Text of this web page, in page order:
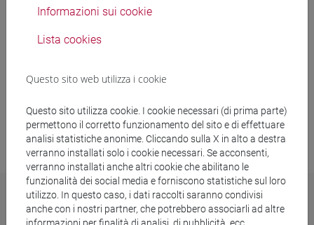
Last update: 31/07/2026
Informazioni sui cookie
Lista cookies
Questo sito web utilizza i cookie
Questo sito utilizza cookie. I cookie necessari (di prima parte)
permettono il corretto funzionamento del sito e di effettuare
analisi statistiche anonime. Cliccando sulla X in alto a destra
verranno installati solo i cookie necessari. Se acconsenti,
verranno installati anche altri cookie che abilitano le
funzionalità dei social media e forniscono statistiche sul loro
utilizzo. In questo caso, i dati raccolti saranno condivisi
anche con i nostri partner, che potrebbero associarli ad altre